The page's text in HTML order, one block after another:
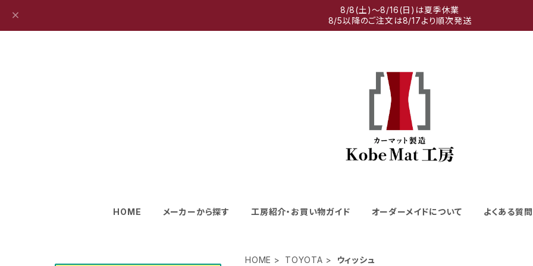
8/8(土)～8/16(日)は夏季休業
8/5以降のご注文は8/17より順次発送
HOME メーカーから探す 工房紹介・お買い物ガイド オーダーメイドについて よくある質問
HOME TOYOTA ウィッシュ